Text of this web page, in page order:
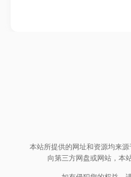
本站所提供的网址和资源均来
向第三方网盘或网站，本